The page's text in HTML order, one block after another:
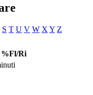
S T U V W X Y Z
%Fl/Ri